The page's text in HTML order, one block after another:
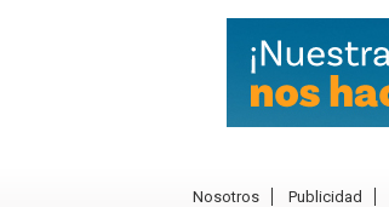
Nosotros Publicidad